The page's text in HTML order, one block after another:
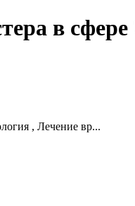
в
, Лечение вр...